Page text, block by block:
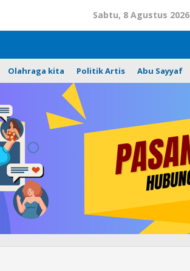
Sabtu, 8 Agustus 2026
Olahraga kita Politik Artis Abu Sayyaf